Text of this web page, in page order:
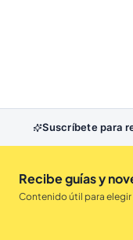
Suscríbete para
Recibe guías y
Contenido útil para